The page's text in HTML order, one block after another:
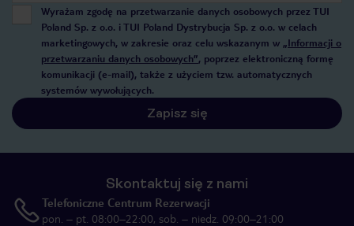
Wyrażam zgodę na przetwarzanie danych osobowych przez TUI
Poland Sp. z o.o. i TUI Poland Dystrybucja Sp. z o.o. w celach
marketingowych, w zakresie oraz celu wskazanym w „Informacji o
przetwarzaniu danych osobowych”, poprzez elektroniczną formę
komunikacji (e-mail), także z użyciem tzw. automatycznych
systemów wywołujących.
Zapisz się
Skontaktuj się z nami
Telefoniczne Centrum Rezerwacji
pon. – pt. 08:00–22:00, sob. – niedz. 09:00–21:00